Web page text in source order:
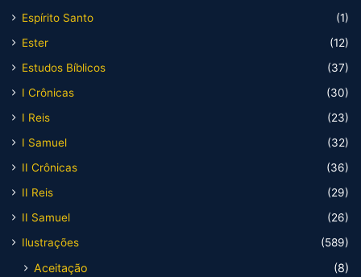
Espírito Santo
(1)
Ester
(12)
Estudos Bíblicos
(37)
I Crônicas
(30)
I Reis
(23)
I Samuel
(32)
II Crônicas
(36)
II Reis
(29)
II Samuel
(26)
Ilustrações
(589)
Aceitação
(8)